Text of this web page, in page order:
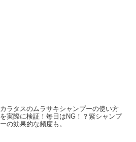
カラタスのムラサキシャンプーの使い方
を実際に検証！毎日はNG！？紫シャンプ
ーの効果的な頻度も。